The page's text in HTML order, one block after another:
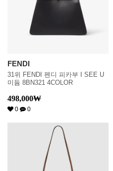
FENDI
31위 FENDI 펜디 피카부 I SEE U
미듐 8BN321 4COLOR
498,000₩
0 0